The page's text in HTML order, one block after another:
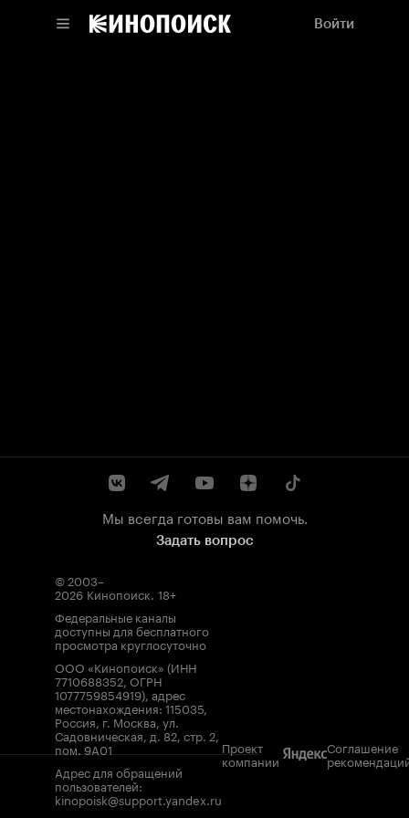
Войти
Мы всегда готовы вам помочь.
Задать вопрос
© 2003–
2026 Кинопоиск. 18+
Федеральные каналы
доступны для бесплатного
просмотра круглосуточно
ООО «Кинопоиск» (ИНН
7710688352, ОГРН
1077759854919), адрес
местонахождения: 115035,
Россия, г. Москва, ул.
Садовническая, д. 82, стр. 2,
пом. 9А01
Адрес для обращений
пользователей:
kinopoisk@support.yandex.ru
Проект
компании
Соглашение